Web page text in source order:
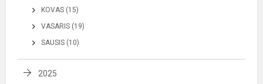
KOVAS (15)
VASARIS (19)
SAUSIS (10)
2025